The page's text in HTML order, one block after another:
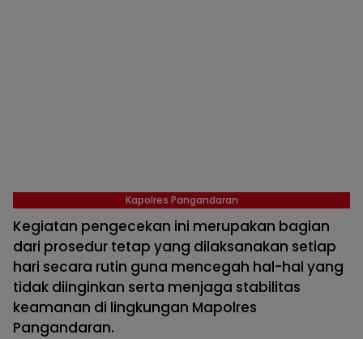
Kapolres Pangandaran
Kegiatan pengecekan ini merupakan bagian
dari prosedur tetap yang dilaksanakan setiap
hari secara rutin guna mencegah hal-hal yang
tidak diinginkan serta menjaga stabilitas
keamanan di lingkungan Mapolres
Pangandaran.